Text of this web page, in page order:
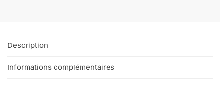
Description
Informations complémentaires